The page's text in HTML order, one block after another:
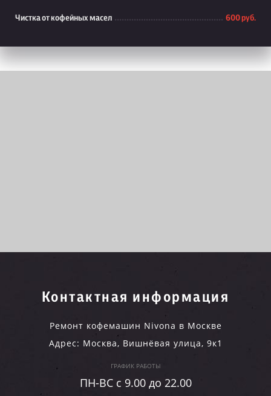
Чистка от кофейных масел 600 руб.
Контактная информация
Ремонт кофемашин Nivona в Москве
Адрес: Москва, Вишнёвая улица, 9к1
ГРАФИК РАБОТЫ
ПН-ВC c 9.00 до 22.00